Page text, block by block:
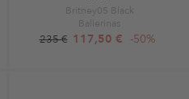
Britney05 Black
Ballerinas
235 € 117,50 € -50%